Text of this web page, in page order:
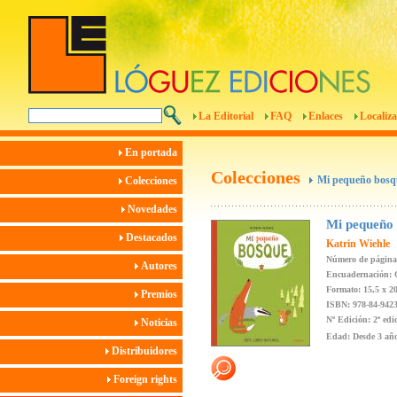
La Editorial FAQ Enlaces
En portada
Colecciones
Novedades
Destacados
Autores
Premios
Noticias
Distribuidores
Foreign rights
Colecciones Mi pequeño
Mi pequeño
Katrin Wiehle
Número de
Encuadernación:
Formato: 15,5 x
ISBN: 978-84-
Nº Edición: 2ª
Edad: Desde 3